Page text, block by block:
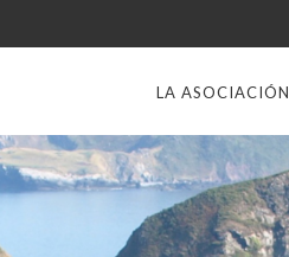
LA ASOCIACIÓN